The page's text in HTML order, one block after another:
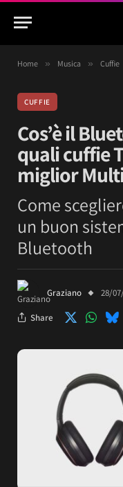
Home » Musica » Cuffie
CUFFIE
Cos’è il
quali cuffie
miglior
Come
un buon
Bluetooth
Graziano 28/
Share